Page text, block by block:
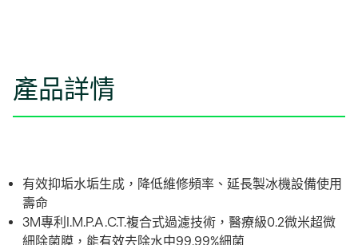
產品詳情
有效抑垢水垢生成，降低維修頻率、延長製冰機設備使用
壽命
3M專利I.M.P.A.C.T.複合式過濾技術，醫療級0.2微米超微
細除菌膜，能有效去除水中99.99%細菌